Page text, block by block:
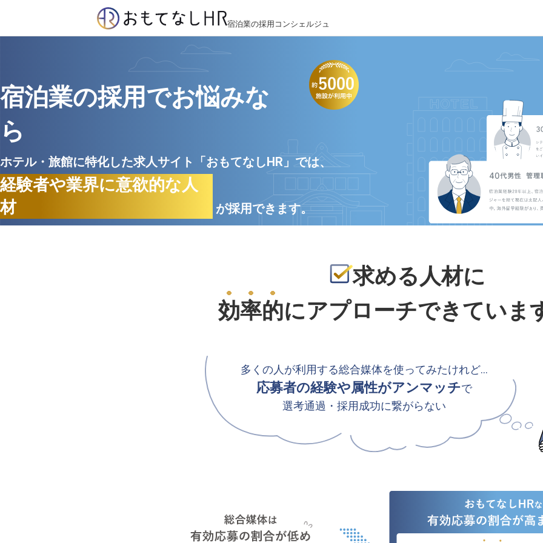
宿泊業の採用コンシェルジュ
宿泊業の採用でお悩みな
ら
ホテル・旅館に特化した求人サイト「おもてなしHR」では、
経験者や業界に意欲的な人
材
が採用できます。
求める人材に
効率的にアプローチできていま
多くの人が利用する総合媒体を使ってみたけれど…
応募者の経験や属性がアンマッチで
選考通過・採用成功に繋がらない